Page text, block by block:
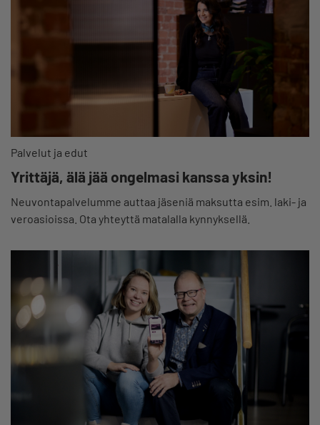
Palvelut ja edut
Yrittäjä, älä jää ongelmasi kanssa yksin!
Neuvontapalvelumme auttaa jäseniä maksutta esim. laki- ja
veroasioissa. Ota yhteyttä matalalla kynnyksellä.